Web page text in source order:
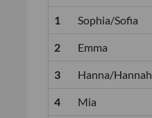
1 Sophia/Sofia
2 Emma
3 Hanna/Hannah
4 Mia